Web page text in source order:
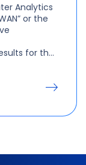
Analytics
or the
for the
7, 2026.